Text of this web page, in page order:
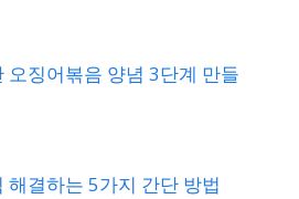
오징어볶음 양념 3단계 만들
해결하는 5가지 간단 방법